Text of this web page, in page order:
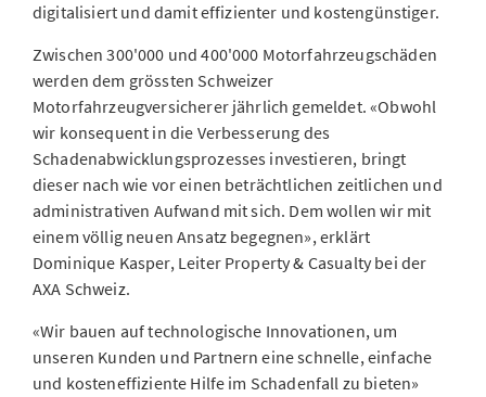
digitalisiert und damit effizienter und kostengünstiger.
Zwischen 300'000 und 400'000 Motorfahrzeugschäden
werden dem grössten Schweizer
Motorfahrzeugversicherer jährlich gemeldet. «Obwohl
wir konsequent in die Verbesserung des
Schadenabwicklungsprozesses investieren, bringt
dieser nach wie vor einen beträchtlichen zeitlichen und
administrativen Aufwand mit sich. Dem wollen wir mit
einem völlig neuen Ansatz begegnen», erklärt
Dominique Kasper, Leiter Property & Casualty bei der
AXA Schweiz.
«Wir bauen auf technologische Innovationen, um
unseren Kunden und Partnern eine schnelle, einfache
und kosteneffiziente Hilfe im Schadenfall zu bieten»